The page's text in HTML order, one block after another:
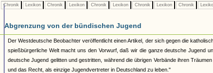
Chronik Lexikon Chronik Lexikon Chronik Lexikon Chronik Lexikon Chronik
Abgrenzung von der bündischen Jugend
Der Westdeutsche Beobachter veröffentlicht einen Artikel, der sich gegen die
spießbürgerliche Welt macht uns den Vorwurf, daß wir die ganze deutsche Jugend
deutsche Jugend gelitten und gestritten, während die übrigen Verbände ihren
und das Recht, als einzige Jugendvertreter in Deutschland zu leben."